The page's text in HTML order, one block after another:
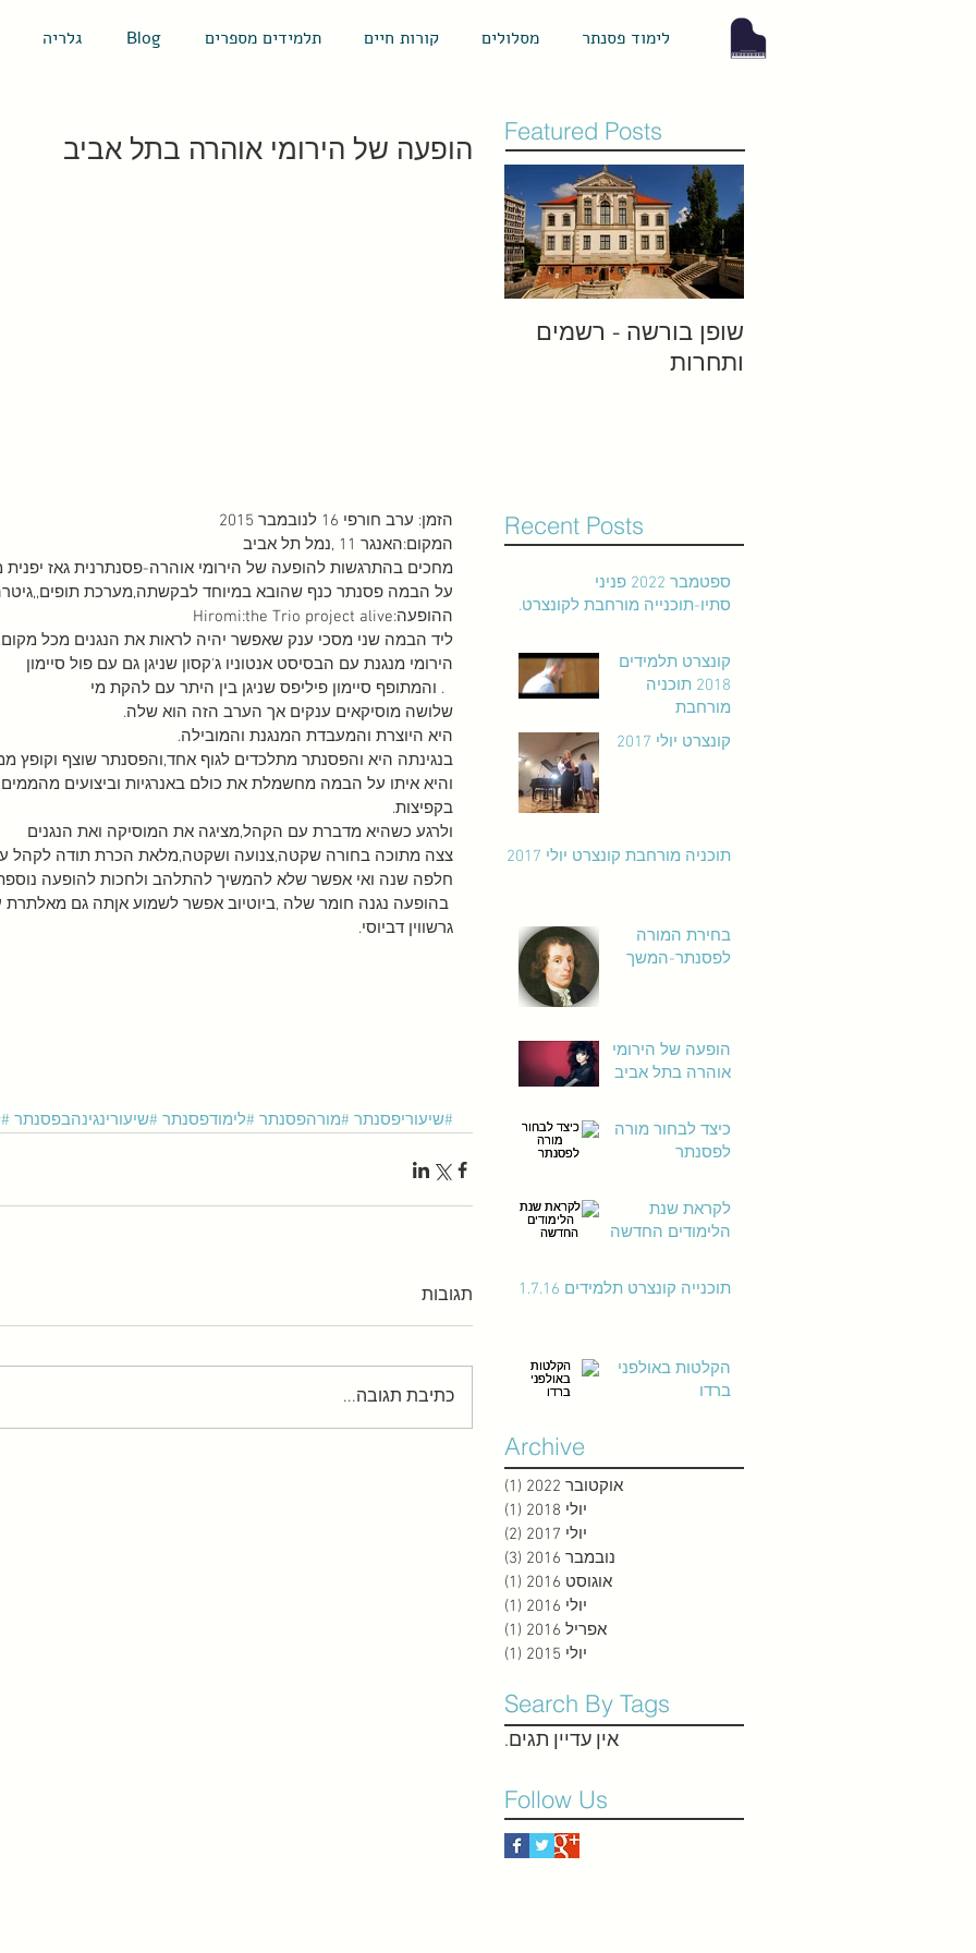
גלריה Blog תלמידים מספרים קורות חיים מסלולים לימוד פסנתר
הופעה של הירומי אוהרה בתל אביב
הזמן: ערב חורפי 16 לנובמבר 2015
המקום:האנגר 11 ,נמל תל אביב
מחכים בהתרגשות להופעה של הירומי אוהרה-פסנתרנית גאז יפנית
על הבמה פסנתר כנף שהובא במיוחד לבקשתה,מערכת
ההופעה:Hiromi:the Trio project alive
ליד הבמה שני מסכי ענק שאפשר יהיה לראות את הנגנים מכל מקום.
הירומי מנגנת עם הבסיסט אנטוניו ג'קסון שניגן גם עם פול סיימון
שלושה מוסיקאים ענקים אך הערב הזה הוא שלה.
היא היוצרת והמעבדת המנגנת והמובילה.
בנגינתה היא והפסנתר מתלכדים לגוף אחד,והפסנתר שוצף וקופץ
והיא איתו על הבמה מחשמלת את כולם באנרגיות וביצועים
בקפיצות.
ולרגע כשהיא מדברת עם הקהל,מציגה את המוסיקה ואת הנגנים
צצה מתוכה בחורה שקטה,צנועה ושקטה,מלאת הכרת תודה לקהל על
חלפה שנה ואי אפשר שלא להמשיך להתלהב ולחכות להופעה
גרשווין דביוסי.
#שיעוריפסנתר #מורהפסנתר #לימודפסנתר #שיעורינגינהבפסנתר
תגובות
כתיבת תגובה...
Featured Posts
שופן בורשה - רשמים
ותחרות
Recent Posts
ספטמבר 2022 פניני
סתיו-תוכנייה מורחבת לקונצרט.
קונצרט תלמידים
2018 תוכניה
מורחבת
קונצרט יולי 2017
תוכניה מורחבת קונצרט יולי 2017
בחירת המורה
לפסנתר-המשך
הופעה של הירומי
אוהרה בתל אביב
כיצד לבחור מורה
לפסנתר
לקראת שנת
הלימודים החדשה
תוכנייה קונצרט תלמידים 1.7.16
הקלטות באולפני
ברדו
Archive
אוקטובר 2022 (1)
יולי 2018
(1)
יולי 2017
(2)
נובמבר 2016
(3)
אוגוסט 2016
(1)
יולי 2016
(1)
אפריל 2016
(1)
יולי 2015
(1)
Search By Tags
אין עדיין תגים.
Follow Us